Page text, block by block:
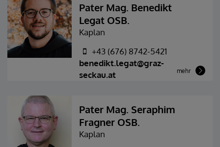
Pater Mag. Benedikt
Legat OSB.
Kaplan
+43 (676) 8742-5421
benedikt.legat@graz-
seckau.at
mehr
Pater Mag. Seraphim
Fragner OSB.
Kaplan